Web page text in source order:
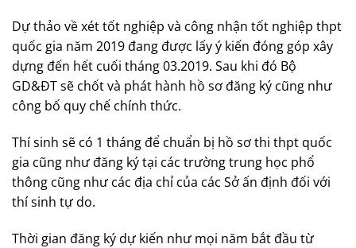
Dự thảo về xét tốt nghiệp và công nhận tốt nghiệp thpt
quốc gia năm 2019 đang được lấy ý kiến đóng góp xây
dựng đến hết cuối tháng 03.2019. Sau khi đó Bộ
GD&ĐT sẽ chốt và phát hành hồ sơ đăng ký cũng như
công bố quy chế chính thức.
Thí sinh sẽ có 1 tháng để chuẩn bị hồ sơ thi thpt quốc
gia cũng như đăng ký tại các trường trung học phổ
thông cũng như các địa chỉ của các Sở ấn định đối với
thí sinh tự do.
Thời gian đăng ký dự kiến như mọi năm bắt đầu từ